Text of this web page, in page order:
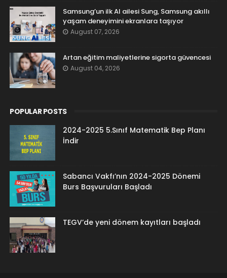
Samsung’un ilk AI ailesi Sung, Samsung akıllı
yaşam deneyimini ekranlara taşıyor
August 07, 2026
Artan eğitim maliyetlerine sigorta güvencesi
August 04, 2026
POPULAR POSTS
2024-2025 5.Sınıf Matematik Bep Planı
İndir
Sabancı Vakfı’nın 2024-2025 Dönemi
Burs Başvuruları Başladı
TEGV’de yeni dönem kayıtları başladı